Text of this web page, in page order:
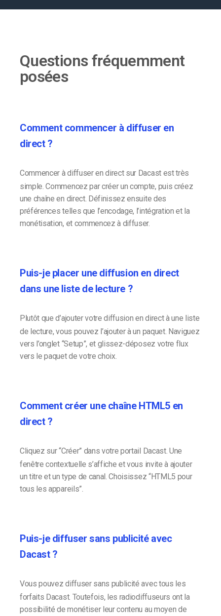
Questions fréquemment
posées
Comment commencer à diffuser en
direct ?
Commencer à diffuser en direct sur Dacast est très
simple. Commencez par créer un compte, puis créez
une chaîne en direct. Définissez ensuite des
préférences telles que l’encodage, l’intégration et la
monétisation, et commencez à diffuser.
Puis-je placer une diffusion en direct
dans une liste de lecture ?
Plutôt que d’ajouter votre diffusion en direct à une liste
de lecture, vous pouvez l’ajouter à un paquet. Naviguez
vers l’onglet “Setup”, et glissez-déposez votre flux
vers le paquet de votre choix.
Comment créer une chaîne HTML5 en
direct ?
Cliquez sur “Créer” dans votre portail Dacast. Une
fenêtre contextuelle s’affiche et vous invite à ajouter
un titre et un type de canal. Choisissez “HTML5 pour
tous les appareils”.
Puis-je diffuser sans publicité avec
Dacast ?
Vous pouvez diffuser sans publicité avec tous les
forfaits Dacast. Toutefois, les radiodiffuseurs ont la
possibilité de monétiser leur contenu au moyen de